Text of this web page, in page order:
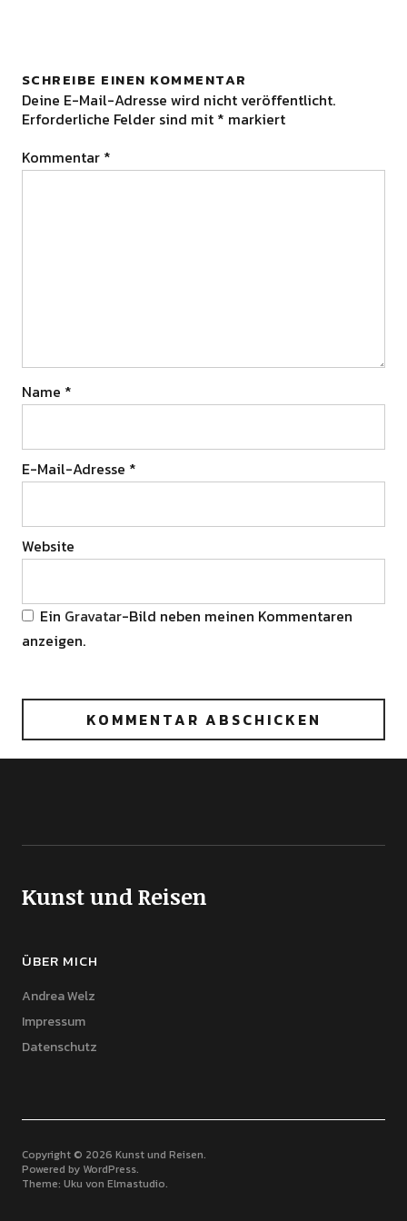
SCHREIBE EINEN KOMMENTAR
Deine E-Mail-Adresse wird nicht veröffentlicht.
Erforderliche Felder sind mit * markiert
Kommentar *
Name *
E-Mail-Adresse *
Website
Ein Gravatar-Bild neben meinen Kommentaren
anzeigen.
Kunst und Reisen
ÜBER MICH
Andrea Welz
Impressum
Datenschutz
Copyright © 2026 Kunst und Reisen
Powered by WordPress
Theme: Uku von Elmastudio